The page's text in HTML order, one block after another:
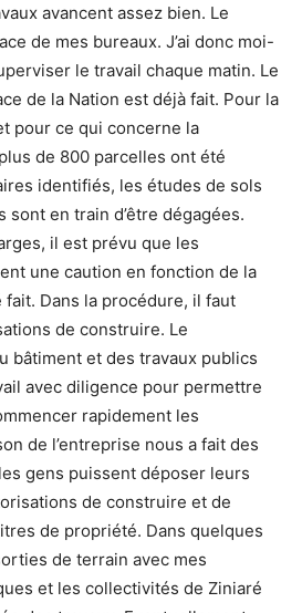
avancent assez bien. Le
de mes bureaux. J’ai donc moi-
le travail chaque matin. Le
de la Nation est déjà fait. Pour la
pour ce qui concerne la
de 800 parcelles ont été
identifiés, les études de sols
en train d’être dégagées.
il est prévu que les
une caution en fonction de la
Dans la procédure, il faut
de construire. Le
bâtiment et des travaux publics
avec diligence pour permettre
rapidement les
de l’entreprise nous a fait des
gens puissent déposer leurs
de construire et de
de propriété. Dans quelques
de terrain avec mes
et les collectivités de Ziniaré